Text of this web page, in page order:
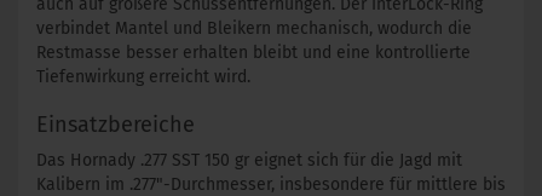
auch auf größere Schussentfernungen. Der InterLock-Ring
verbindet Mantel und Bleikern mechanisch, wodurch die
Restmasse besser erhalten bleibt und eine kontrollierte
Tiefenwirkung erreicht wird.
Einsatzbereiche
Das Hornady .277 SST 150 gr eignet sich für die Jagd mit
Kalibern im .277"-Durchmesser, insbesondere für mittlere bis